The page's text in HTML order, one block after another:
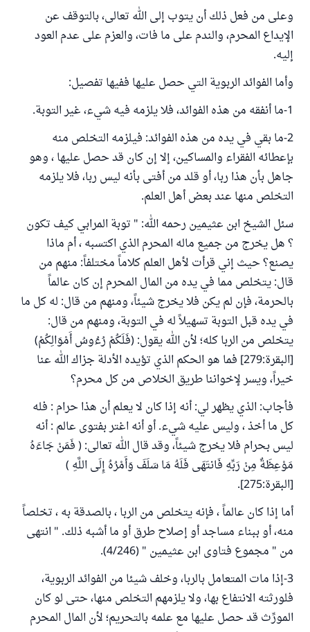
وعلى من فعل ذلك أن يتوب إلى الله تعالى، بالتوقف عن
الإيداع المحرم، والندم على ما فات، والعزم على عدم العود
إليه.
وأما الفوائد الربوية التي حصل عليها ففيها تفصيل:
1-ما أنفقه من هذه الفوائد، فلا يلزمه فيه شيء، غير التوبة.
2-ما بقي في يده من هذه الفوائد: فيلزمه التخلص منه
بإعطائه الفقراء والمساكين، إلا إن كان قد حصل عليها ، وهو
جاهل بأن هذا ربا، أو قلد من أفتى بأنه ليس ربا، فلا يلزمه
التخلص منها عند بعض أهل العلم.
سئل الشيخ ابن عثيمين رحمه الله: " توبة المرابي كيف تكون
؟ هل يخرج من جميع ماله المحرم الذي اكتسبه ، أم ماذا
يصنع؟ حيث إني قرأت لأهل العلم كلاماً مختلفاً: منهم من
قال: يتخلص مما في يده من المال المحرم إن كان عالماً
بالحرمة، فإن لم يكن فلا يخرج شيئاً، ومنهم من قال: له كل ما
في يده قبل التوبة تسهيلاً له في التوبة، ومنهم من قال:
يتخلص من الربا كله؛ لأن الله يقول: (فَلَكُمْ رُءُوسُ أَمْوَالِكُمْ)
[البقرة:279] فما هو الحكم الذي تؤيده الأدلة جزاك الله عنا
خيراً، ويسر لإخواننا طريق الخلاص من كل محرم؟
فأجاب: الذي يظهر لي: أنه إذا كان لا يعلم أن هذا حرام : فله
كل ما أخذ ، وليس عليه شيء. أو أنه اغتر بفتوى عالم : أنه
ليس بحرام فلا يخرج شيئاً، وقد قال الله تعالى: ( فَمَنْ جَاءَهُ
مَوْعِظَةٌ مِنْ رَبِّهِ فَانتَهَى فَلَهُ مَا سَلَفَ وَأَمْرُهُ إِلَى اللَّهِ )
[البقرة:275].
أما إذا كان عالماً ، فإنه يتخلص من الربا ، بالصدقة به ، تخلصاً
منه، أو ببناء مساجد أو إصلاح طرق أو ما أشبه ذلك. " انتهى
من " مجموع فتاوى ابن عثيمين " (4/246).
3-إذا مات المتعامل بالربا، وخلف شيئا من الفوائد الربوية،
فلورثته الانتفاع بها، ولا يلزمهم التخلص منها، حتى لو كان
المورِّث قد حصل عليها مع علمه بالتحريم؛ لأن المال المحرم